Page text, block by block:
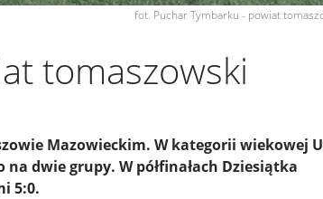
fot. Puchar Tymbarku - powiat
tomaszowski
Mazowieckim. W kategorii wiekowej
dwie grupy. W półfinałach Dziesiątka
5:0.